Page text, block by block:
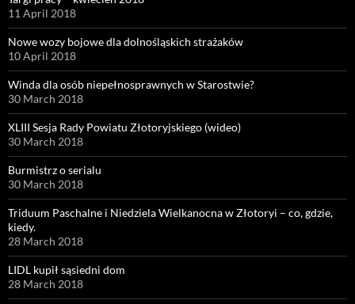
11 April 2018
Nowe wozy bojowe dla dolnośląskich strażaków
10 April 2018
Winda dla osób niepełnosprawnych w Starostwie?
30 March 2018
XLIII Sesja Rady Powiatu Złotoryjskiego (wideo)
30 March 2018
Burmistrz o serialu
30 March 2018
Triduum Paschalne i Niedziela Wielkanocna w Złotoryi – co, gdzie,
kiedy.
28 March 2018
LIDL kupił sąsiedni dom
28 March 2018